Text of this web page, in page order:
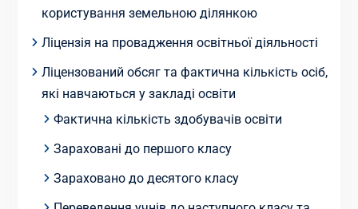
користування земельною ділянкою
Ліцензія на провадження освітньої діяльності
Ліцензований обсяг та фактична кількість осіб,
які навчаються у закладі освіти
Фактична кількість здобувачів освіти
Зараховані до першого класу
Зараховано до десятого класу